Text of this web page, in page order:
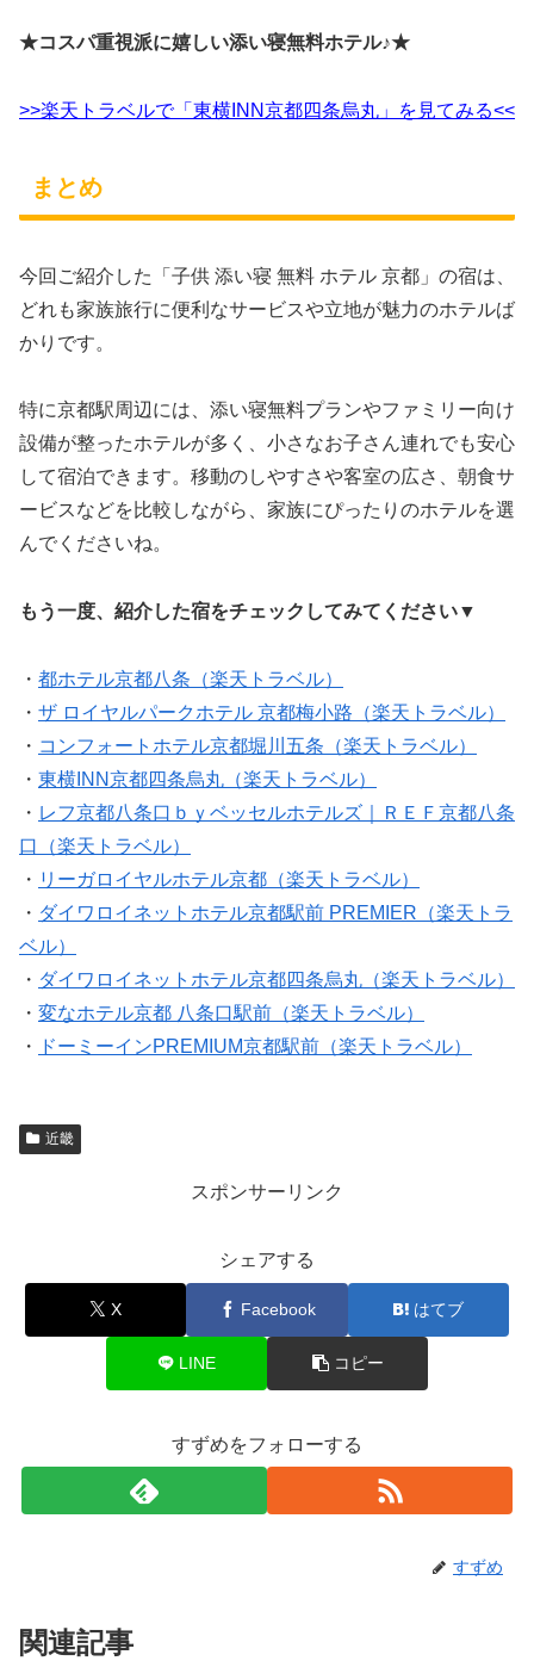
★コスパ重視派に嬉しい添い寝無料ホテル♪★
>>楽天トラベルで「東横INN京都四条烏丸」を見てみる<<
まとめ
今回ご紹介した「子供 添い寝 無料 ホテル 京都」の宿は、
どれも家族旅行に便利なサービスや立地が魅力のホテルば
かりです。
特に京都駅周辺には、添い寝無料プランやファミリー向け
設備が整ったホテルが多く、小さなお子さん連れでも安心
して宿泊できます。移動のしやすさや客室の広さ、朝食サ
ービスなどを比較しながら、家族にぴったりのホテルを選
んでくださいね。
もう一度、紹介した宿をチェックしてみてください▼
・ 都ホテル京都八条（楽天トラベル）
・ ザ ロイヤルパークホテル 京都梅小路（楽天トラベル）
・ コンフォートホテル京都堀川五条（楽天トラベル）
・ 東横INN京都四条烏丸（楽天トラベル）
・ レフ京都八条口ｂｙベッセルホテルズ｜ＲＥＦ京都八条
口（楽天トラベル）
・ リーガロイヤルホテル京都（楽天トラベル）
・ ダイワロイネットホテル京都駅前 PREMIER（楽天トラ
ベル）
・ ダイワロイネットホテル京都四条烏丸（楽天トラベル）
・ 変なホテル京都 八条口駅前（楽天トラベル）
・
ドーミーインPREMIUM京都駅前（楽天トラベル）
近畿
スポンサーリンク
シェアする
X Facebook はてブ
LINE コピー
すずめをフォローする
すずめ
関連記事